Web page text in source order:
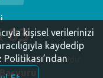
03
Hakları Saklıdır.
kişisel verilerinizi
kaydedip
Politikası’ndan